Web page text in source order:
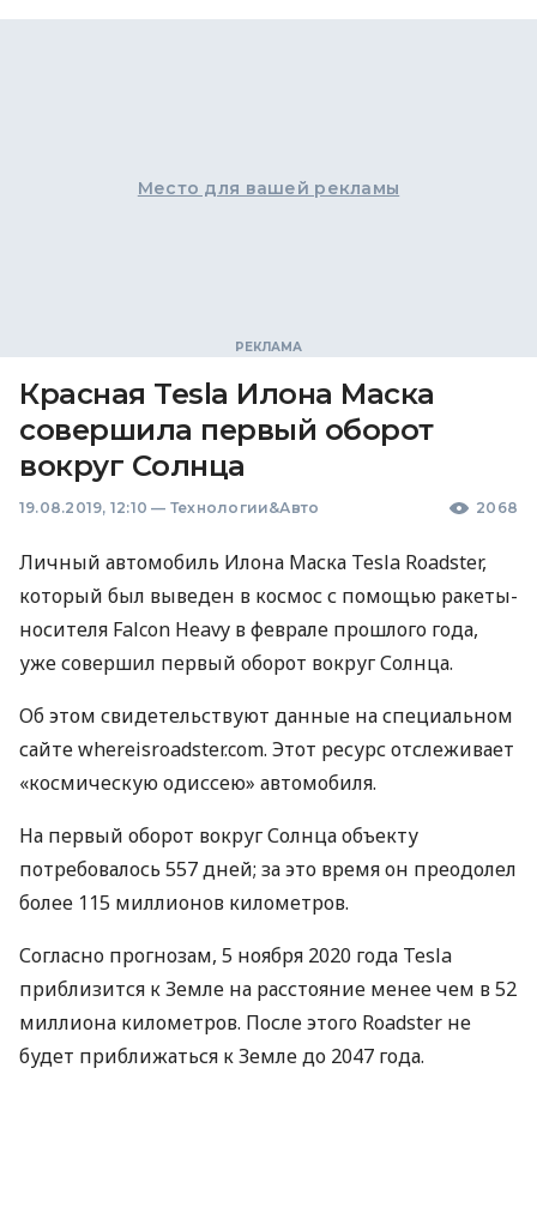
Место для вашей рекламы
Красная Tesla Илона Маска
совершила первый оборот
вокруг Солнца
19.08.2019, 12:10 — Технологии&Авто 2068
Личный автомобиль Илона Маска Tesla Roadster,
который был выведен в космос с помощью ракеты-
носителя Falcon Heavy в феврале прошлого года,
уже совершил первый оборот вокруг Солнца.
Об этом свидетельствуют данные на специальном
сайте whereisroadster.com. Этот ресурс отслеживает
«космическую одиссею» автомобиля.
На первый оборот вокруг Солнца объекту
потребовалось 557 дней; за это время он преодолел
более 115 миллионов километров.
Согласно прогнозам, 5 ноября 2020 года Tesla
приблизится к Земле на расстояние менее чем в 52
миллиона километров. После этого Roadster не
будет приближаться к Земле до 2047 года.